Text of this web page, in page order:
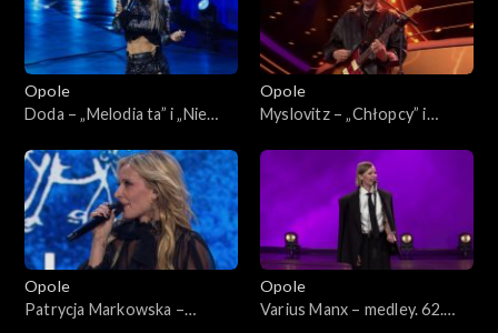
Opole
Doda – „Melodia ta” i „Nie
„SuperJedynki”
Opole
Myslovitz – „Chłopcy” i
samotności”. 62. KFPP:
Koncert „SuperJedynki”
Opole
Patrycja Markowska –
Opole
Varius Manx – medley. 62.